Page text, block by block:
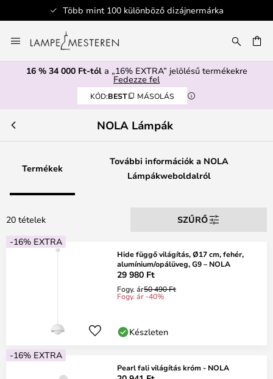
Több mint 100 különböző dizájnermárka
a
tartalomhoz
16 % 34 000 Ft-tóla „16% EXTRA” jelölésű termékekre
Fedezze fel
KÓD:BEST MÁSOLÁS
NOLA Lámpák
Termékek
További információk a NOLA
Lámpákweboldalról
20 tételek
SZŰRŐ
-16% EXTRA
Hide függő világítás, Ø17 cm, fehér,
alumínium/opálüveg, G9 – NOLA
29 980 Ft
Fogy. ár50 490 Ft
Fogy. ár -40%
Készleten
-16% EXTRA
Pearl fali világítás króm - NOLA